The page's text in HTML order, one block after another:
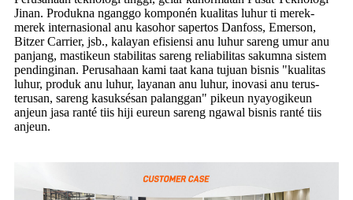
Jinan. Produkna nganggo komponén kualitas luhur ti merek-
merek internasional anu kasohor sapertos Danfoss, Emerson,
Bitzer Carrier, jsb., kalayan efisiensi anu luhur sareng umur anu
panjang, mastikeun stabilitas sareng reliabilitas sakumna sistem
pendinginan. Perusahaan kami taat kana tujuan bisnis "kualitas
luhur, produk anu luhur, layanan anu luhur, inovasi anu terus-
terusan, sareng kasuksésan palanggan" pikeun nyayogikeun
anjeun jasa ranté tiis hiji eureun sareng ngawal bisnis ranté tiis
anjeun.